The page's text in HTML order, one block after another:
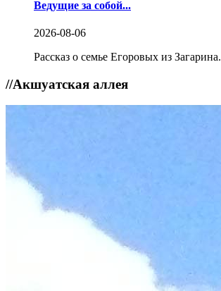
Ведущие за собой...
2026-08-06
Рассказ о семье Егоровых из Загарина.
//Акшуатская аллея